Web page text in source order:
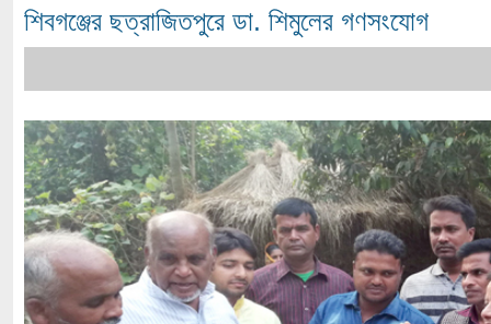
শিবগঞ্জের ছত্রাজিতপুরে ডা. শিমুলের গণসংযোগ